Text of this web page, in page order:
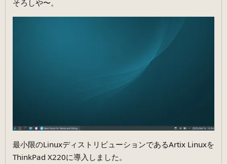
そろしや〜。
最小限のLinuxディストリビューションであるArtix Linuxを
ThinkPad X220に導入しました。